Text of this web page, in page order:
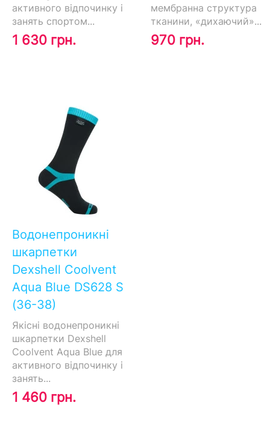
активного відпочинку і
занять спортом...
1 630 грн.
мембранна структура
тканини, «дихаючий»...
970 грн.
Водонепроникні
шкарпетки
Dexshell Coolvent
Aqua Blue DS628 S
(36-38)
Якісні водонепроникні
шкарпетки Dexshell
Coolvent Aqua Blue для
активного відпочинку і
занять...
1 460 грн.